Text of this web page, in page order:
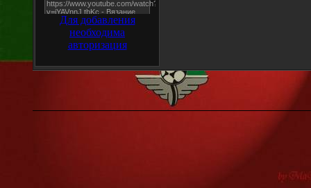
Для добавления
необходима
авторизация